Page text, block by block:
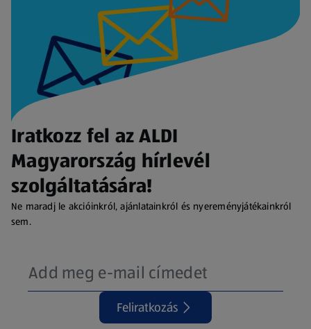
Iratkozz fel az ALDI
Magyarország hírlevél
szolgáltatására!
Ne maradj le akcióinkról, ajánlatainkról és nyereményjátékainkról
sem.
Feliratkozás